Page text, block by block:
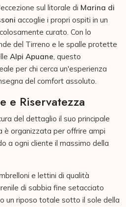
sul litorale di Marina di
accoglie i propri ospiti in un
curato. Con lo
del Tirreno e le spalle protette
Alpi Apuane, questo
per chi cerca un'esperienza
del comfort assoluto.
e Riservatezza
del dettaglio il suo principale
è organizzata per offrire ampi
a ogni cliente il massimo della
e lettini di qualità
di sabbia fine setacciato
un riposo totale sotto il sole della